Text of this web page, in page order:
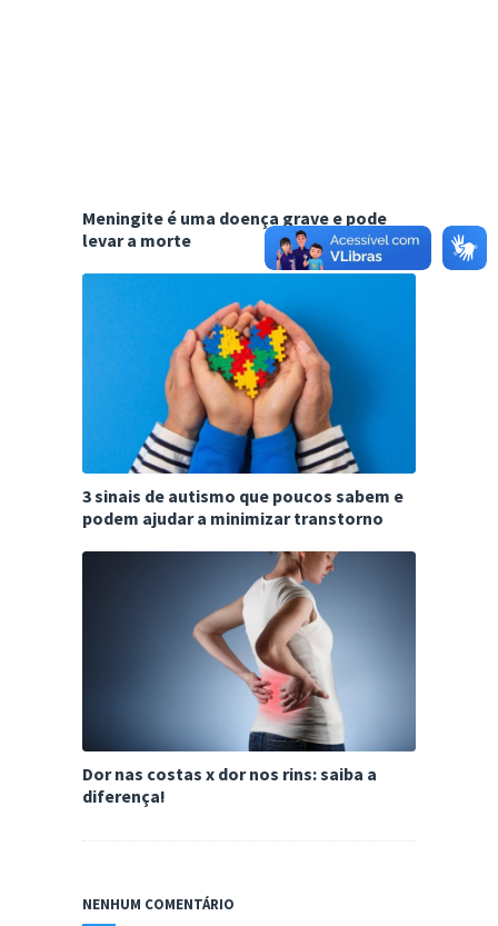
Meningite é uma doença grave e pode
levar a morte
3 sinais de autismo que poucos sabem e
podem ajudar a minimizar transtorno
Dor nas costas x dor nos rins: saiba a
diferença!
NENHUM COMENTÁRIO